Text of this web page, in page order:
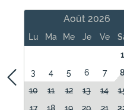
Août 2026
Lu Ma Me Je Ve
1
3
4 5 6 7 8
10
11 12 13 14